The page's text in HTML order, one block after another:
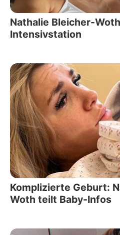
Nathalie Bleicher-
Intensivstation
Komplizierte Geburt:
Woth teilt Baby-Infos